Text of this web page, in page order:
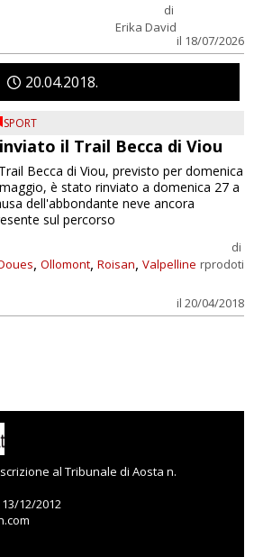
di
Erika David
il 18/07/2026
2004 2018
SPORT
il Trail Becca di Viou
, Ollomont, Roisan, Valpelline
di
rprodoti
il 20/04/2018
Becca di Viou, previsto per domenica
è stato rinviato a domenica 27 a
dell'abbondante neve ancora
sul percorso
al Tribunale di Aosta n.
12/2012